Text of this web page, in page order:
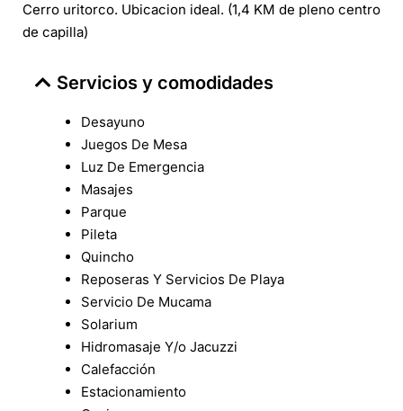
Cerro uritorco. Ubicacion ideal. (1,4 KM de pleno centro
de capilla)
Servicios y comodidades
Desayuno
Juegos De Mesa
Luz De Emergencia
Masajes
Parque
Pileta
Quincho
Reposeras Y Servicios De Playa
Servicio De Mucama
Solarium
Hidromasaje Y/o Jacuzzi
Calefacción
Estacionamiento